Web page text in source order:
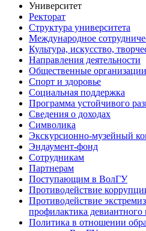
Университет
Ректорат
Структура университета
Международное
Культура, искусство,
Направления деятельности
Общественные организации
Спорт и здоровье
Социальная поддержка
Программа устойчивого
Сведения о доходах
Символика
Экскурсионно-музейный
Эндаумент-фонд
Сотрудникам
Партнерам
Поступающим в ВолГУ
Противодействие
Противодействие
профилактика девиантного
Политика в отношении